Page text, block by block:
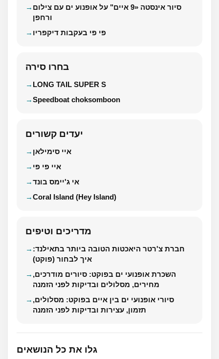
סיור אינסטה «9 איים" על אופנוע ים עם צילום
ורחפן
פי פי בעקבות דיקפריו
בחרו סירה
LONG TAIL SUPER S
Speedboat choksomboon
יעדים קשורים
איי סימילאן
איי פי פי
אי ג'יימס בונד
Coral Island (Hey Island)
מדריכים וטיפים
חברת צ'רטר היאכטות הטובה ביותר בתאילנד:
איך לבחור (פוקט)
השכרת אופנועי ים בפוקט: סיורים מודרכים,
מחירים, מסלולים ובדיקות לפני הזמנה
סיורי אופנועי ים בין איים בפוקט: מסלולים,
תזמון, עצירות ובדיקות לפני הזמנה
גלו את כל הנושאים